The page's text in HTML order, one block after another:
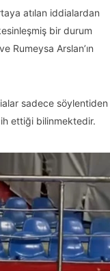
atılan iddialardan
bir durum
Rumeysa Arslan’ın
sadece söylentiden
ettiği bilinmektedir.